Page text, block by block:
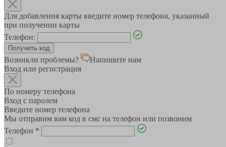
Для добавления карты введите номер телефона, указанный
при получении карты
Телефон:
Возникли проблемы?
Напишите нам
Вход или регистрация
По номеру телефона
Вход с паролем
Введите номер телефона
Мы отправим вам код в смс на телефон или позвоним
Телефон *